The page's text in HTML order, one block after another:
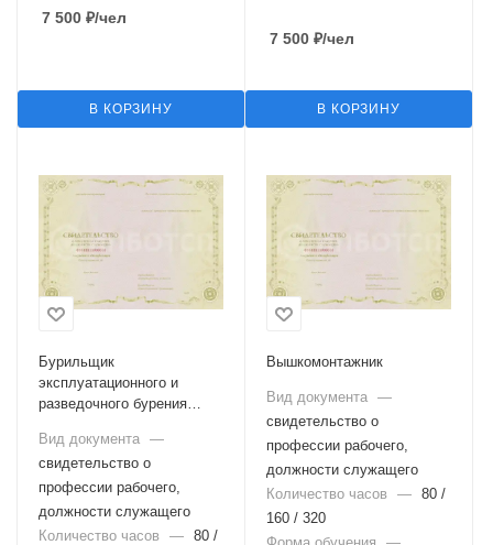
7 500 ₽/чел
В КОРЗИНУ
7 500 ₽/чел
В КОРЗИНУ
Бурильщик
эксплуатационного и
разведочного бурения
Вид документа —
свидетельство о
профессии рабочего,
должности служащего
Количество часов
— 80 /
Вышкомонтажник
Вид документа —
свидетельство о
профессии рабочего,
должности служащего
Количество часов
— 80 /
160 / 320